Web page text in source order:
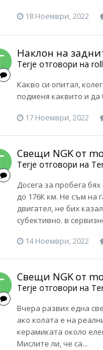
18 Ноември, 2022
Наклон на
Terje отговори на
Какво си опитал,
подменя каквито и да
17 Ноември, 2022
Свещи NGK от
Terje отговори на
Досега за пробега
до 176К км. Не съм на
двигател, не бих
субективно. в
14 Ноември, 2022
Свещи NGK от
Terje отговори на
Вчера развих една
ако колата е на
керамиката около
Мислите ли, че са...